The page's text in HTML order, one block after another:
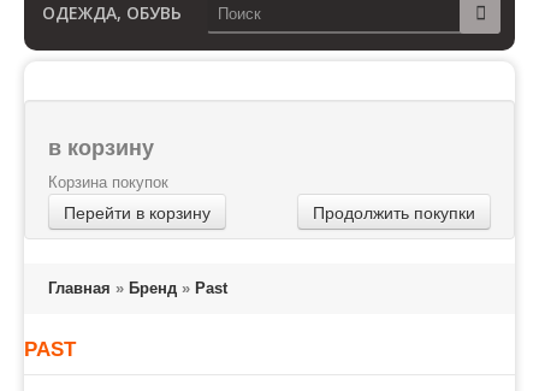
ОДЕЖДА, ОБУВЬ
в корзину
Корзина покупок
Перейти в корзину Продолжить покупки
Главная » Бренд » Past
PAST